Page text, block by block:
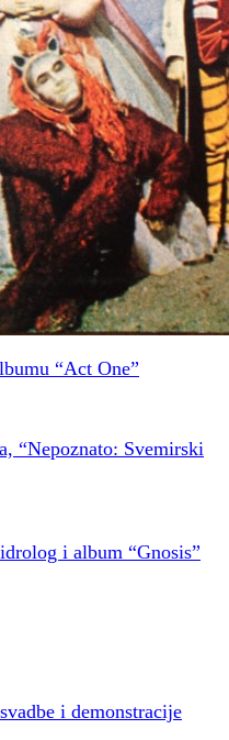
“Act One”
“Nepoznato: Svemirski
i album “Gnosis”
i demonstracije